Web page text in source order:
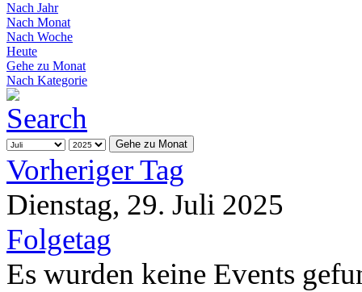
Nach Jahr
Nach Monat
Nach Woche
Heute
Gehe zu Monat
Nach Kategorie
Gehe zu Monat
Vorheriger Tag
Dienstag, 29. Juli 2025
Folgetag
Es wurden keine Events